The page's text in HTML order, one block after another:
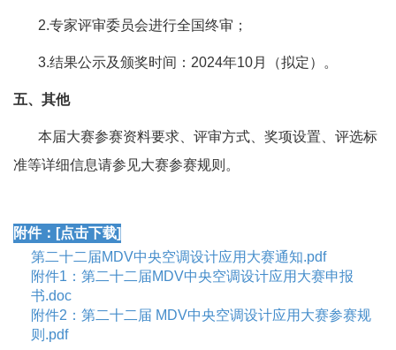
2.专家评审委员会进行全国终审；
3.结果公示及颁奖时间：2024年10月（拟定）。
五、其他
本届大赛参赛资料要求、评审方式、奖项设置、评选标
准等详细信息请参见大赛参赛规则。
附件：[点击下载]
第二十二届MDV中央空调设计应用大赛通知.pdf
附件1：第二十二届MDV中央空调设计应用大赛申报
书.doc
附件2：第二十二届 MDV中央空调设计应用大赛参赛规
则.pdf